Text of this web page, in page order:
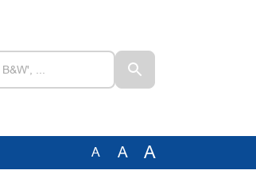
A A A